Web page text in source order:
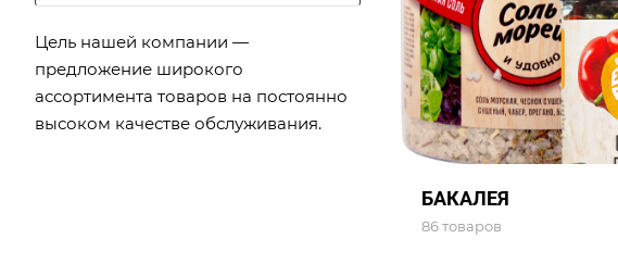
БАКАЛЕЯ
86 товаров
Цель нашей компании —
предложение широкого
ассортимента товаров на постоянно
высоком качестве обслуживания.